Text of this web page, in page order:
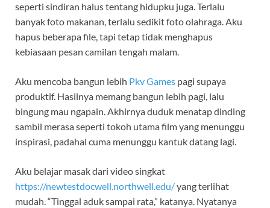
seperti sindiran halus tentang hidupku juga. Terlalu
banyak foto makanan, terlalu sedikit foto olahraga. Aku
hapus beberapa file, tapi tetap tidak menghapus
kebiasaan pesan camilan tengah malam.
Aku mencoba bangun lebih Pkv Games pagi supaya
produktif. Hasilnya memang bangun lebih pagi, lalu
bingung mau ngapain. Akhirnya duduk menatap dinding
sambil merasa seperti tokoh utama film yang menunggu
inspirasi, padahal cuma menunggu kantuk datang lagi.
Aku belajar masak dari video singkat
https://newtestdocwell.northwell.edu/yang terlihat
mudah. “Tinggal aduk sampai rata,” katanya. Nyatanya